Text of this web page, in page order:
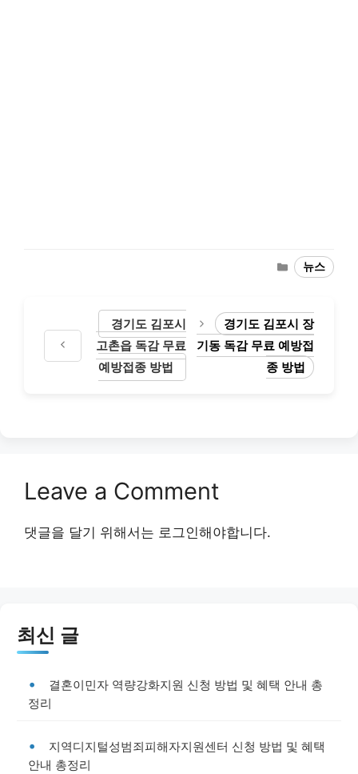
Categories
뉴스
경기도 김포시
고촌읍 독감 무료
예방접종 방법
경기도 김포시 장
기동 독감 무료 예방접
종 방법
Leave a Comment
댓글을 달기 위해서는 로그인해야합니다.
최신 글
결혼이민자 역량강화지원 신청 방법 및 혜택 안내 총
정리
지역디지털성범죄피해자지원센터 신청 방법 및 혜택
안내 총정리